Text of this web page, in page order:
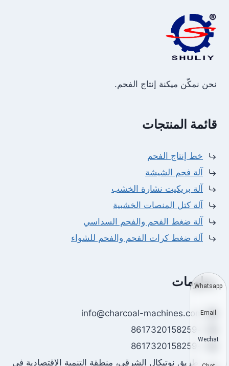
نحن نمكّن ميكنة إنتاج الفحم.
قائمة المنتجات
خط إنتاج الفحم
آلة فحم الشيشة
آلة بريكيت نشارة الخشب
آلة كتل المنصات الخشبية
آلة ضغط الفحم والفحم السداسي
آلة ضغط كرات الفحم والفحم للشواء
معلومات
info@charcoal-machines.com
طريق نوتيكال الشرقي، منطقة التنمية الاقتصادية في
Whatsapp
Email
Wechat